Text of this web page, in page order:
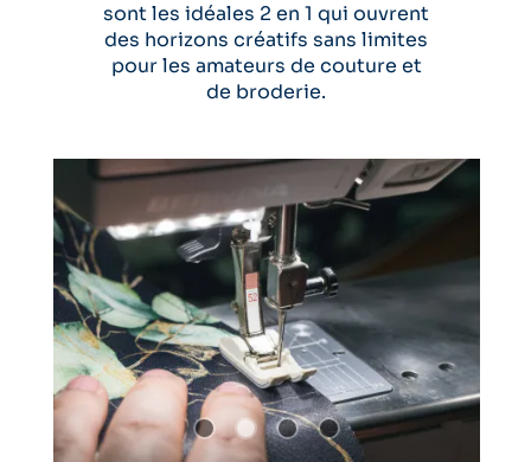
sont les idéales 2 en 1 qui ouvrent
des horizons créatifs sans limites
pour les amateurs de couture et
de broderie.